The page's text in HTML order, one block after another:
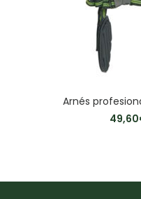
Arnés
49,60